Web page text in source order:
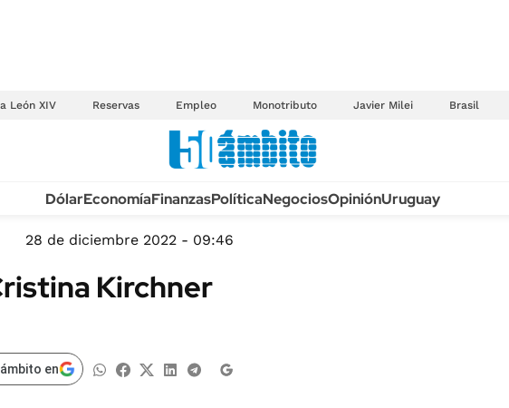
León XIV Reservas Empleo Monotributo Javier Milei Brasil
TECNOLOGÍA
MÉXICO
MUNDO
DólarEconomíaFinanzasPolíticaNegociosOpiniónUruguay
28 de diciembre 2022 - 09:46
Kirchner
en